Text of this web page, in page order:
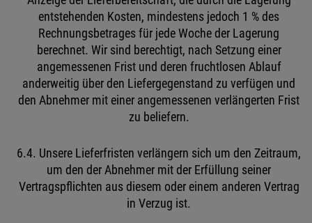
entstehenden Kosten, mindestens jedoch 1 % des
Rechnungsbetrages für jede Woche der Lagerung
berechnet. Wir sind berechtigt, nach Setzung einer
angemessenen Frist und deren fruchtlosen Ablauf
anderweitig über den Liefergegenstand zu verfügen und
den Abnehmer mit einer angemessenen verlängerten Frist
zu beliefern.
6.4. Unsere Lieferfristen verlängern sich um den Zeitraum,
um den der Abnehmer mit der Erfüllung seiner
Vertragspflichten aus diesem oder einem anderen Vertrag
in Verzug ist.